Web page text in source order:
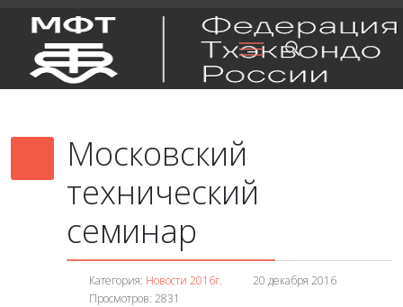
Московский
технический
семинар
Категория: Новости 2016г.
20 декабря 2016
Просмотров: 2831